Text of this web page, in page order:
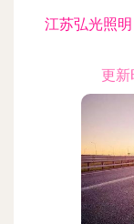
江苏弘光照
更新